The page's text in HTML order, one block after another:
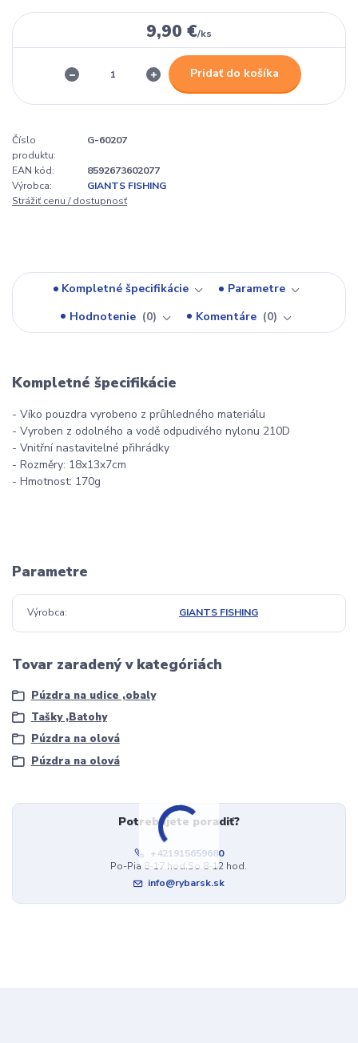
9,90 €/ks
Pridať do košíka
Číslo
produktu:
G-60207
EAN kód:
8592673602077
Výrobca:
GIANTS FISHING
Strážiť cenu / dostupnosť
Kompletné špecifikácie
Parametre
Hodnotenie
0 Komentáre 0
Kompletné špecifikácie
- Víko pouzdra vyrobeno z průhledného materiálu
- Vyroben z odolného a vodě odpudivého nylonu 210D
- Vnitřní nastavitelné přihrádky
- Rozměry: 18x13x7cm
- Hmotnost: 170g
Parametre
Výrobca GIANTS FISHING
Tovar zaradený v kategóriách
Púzdra na udice ,obaly
Tašky ,Batohy
Púzdra na olová
Púzdra na olová
Potrebujete poradiť?
+421915659680
Po-Pia 8-17 hod.So 8-12 hod.
info@rybarsk.sk